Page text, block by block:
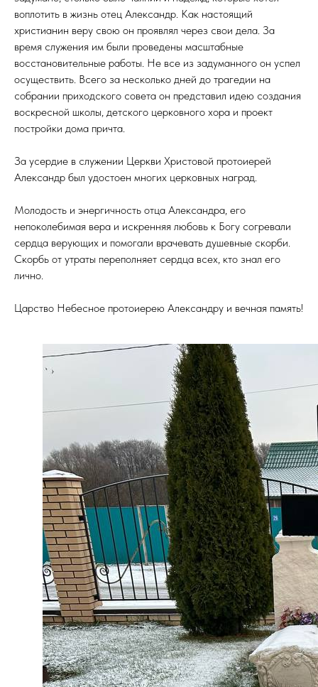
воплотить в жизнь отец Александр. Как настоящий
христианин веру свою он проявлял через свои дела. За
время служения им были проведены масштабные
восстановительные работы. Не все из задуманного он успел
осуществить. Всего за несколько дней до трагедии на
собрании приходского совета он представил идею создания
воскресной школы, детского церковного хора и проект
постройки дома причта.
За усердие в служении Церкви Христовой протоиерей
Александр был удостоен многих церковных наград.
Молодость и энергичность отца Александра, его
непоколебимая вера и искренняя любовь к Богу согревали
сердца верующих и помогали врачевать душевные скорби.
Скорбь от утраты переполняет сердца всех, кто знал его
лично.
Царство Небесное протоиерею Александру и вечная память!